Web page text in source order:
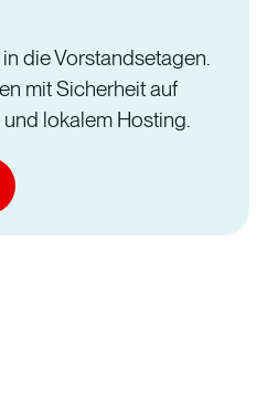
die Vorstandsetagen.
mit Sicherheit auf
lokalem Hosting.